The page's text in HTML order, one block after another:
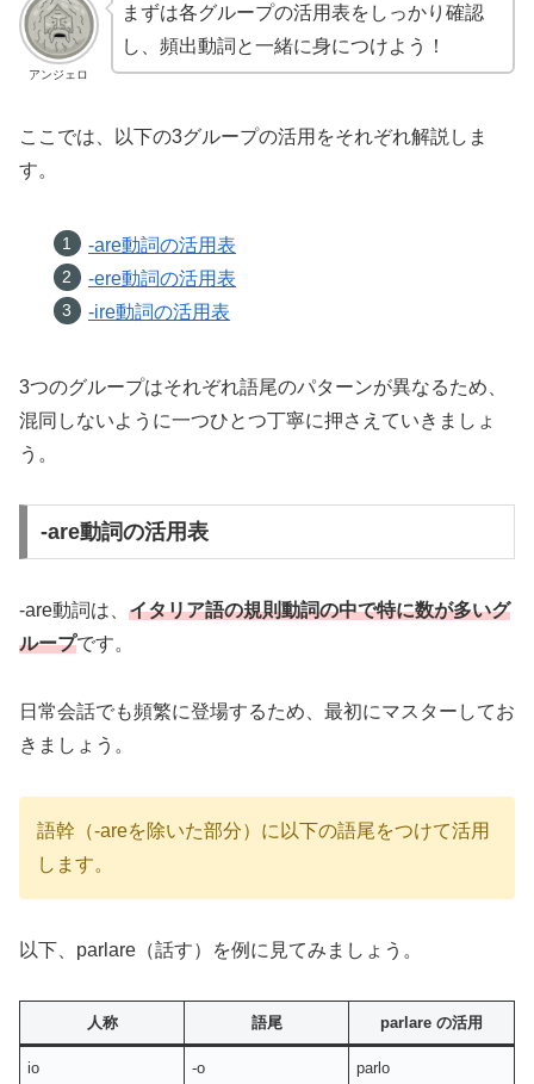
アンジェロ
まずは各グループの活用表をしっかり確認
し、頻出動詞と一緒に身につけよう！
ここでは、以下の3グループの活用をそれぞれ解説しま
す。
-are動詞の活用表
-ere動詞の活用表
-ire動詞の活用表
3つのグループはそれぞれ語尾のパターンが異なるため、
混同しないように一つひとつ丁寧に押さえていきましょ
う。
-are動詞の活用表
-are動詞は、 イタリア語の規則動詞の中で特に数が多いグ
ループです。
日常会話でも頻繁に登場するため、最初にマスターしてお
きましょう。
語幹（-areを除いた部分）に以下の語尾をつけて活用
します。
以下、parlare（話す）を例に見てみましょう。
人称 語尾 parlare の活用
io -o parlo